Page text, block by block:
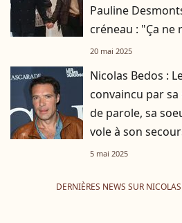
Pauline
créneau : "Ça ne
personne"
20 mai 2025
Nicolas Bedos :
convaincu par
de parole, sa
vole à son
5 mai 2025
DERNIÈRES NEWS SUR